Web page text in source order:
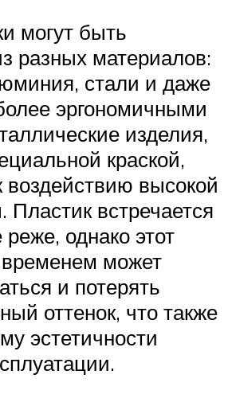
могут быть
разных материалов:
стали и даже
эргономичными
изделия,
краской,
воздействию высокой
Пластик встречается
однако этот
может
и потерять
оттенок, что также
эстетичности